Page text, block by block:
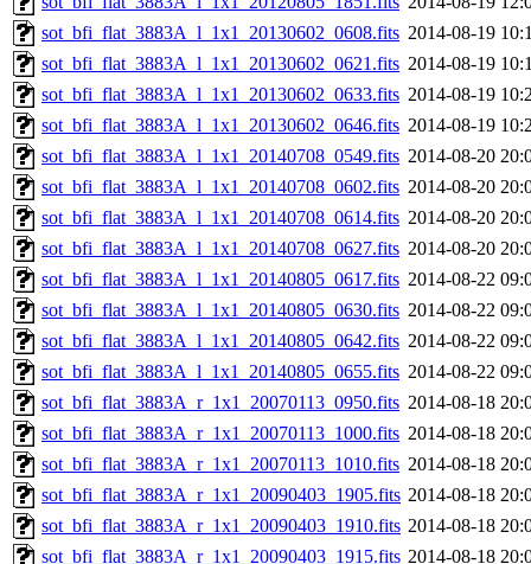
sot_bfi_flat_3883A_l_1x1_20130602_0608.fits 2014-08-19
sot_bfi_flat_3883A_l_1x1_20130602_0621.fits 2014-08-19
sot_bfi_flat_3883A_l_1x1_20130602_0633.fits 2014-08-19
sot_bfi_flat_3883A_l_1x1_20130602_0646.fits 2014-08-19
sot_bfi_flat_3883A_l_1x1_20140708_0549.fits 2014-08-20
sot_bfi_flat_3883A_l_1x1_20140708_0602.fits 2014-08-20
sot_bfi_flat_3883A_l_1x1_20140708_0614.fits 2014-08-20
sot_bfi_flat_3883A_l_1x1_20140708_0627.fits 2014-08-20
sot_bfi_flat_3883A_l_1x1_20140805_0617.fits 2014-08-22
sot_bfi_flat_3883A_l_1x1_20140805_0630.fits 2014-08-22
sot_bfi_flat_3883A_l_1x1_20140805_0642.fits 2014-08-22
sot_bfi_flat_3883A_l_1x1_20140805_0655.fits 2014-08-22
sot_bfi_flat_3883A_r_1x1_20070113_0950.fits 2014-08-18
sot_bfi_flat_3883A_r_1x1_20070113_1000.fits 2014-08-18
sot_bfi_flat_3883A_r_1x1_20070113_1010.fits 2014-08-18
sot_bfi_flat_3883A_r_1x1_20090403_1905.fits 2014-08-18
sot_bfi_flat_3883A_r_1x1_20090403_1910.fits 2014-08-18
sot_bfi_flat_3883A_r_1x1_20090403_1915.fits 2014-08-18